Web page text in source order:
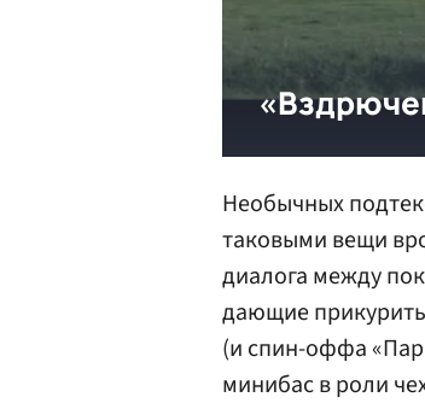
Необычных
таковыми вещи
диалога между
дающие
(и спин-оффа
минибас в роли